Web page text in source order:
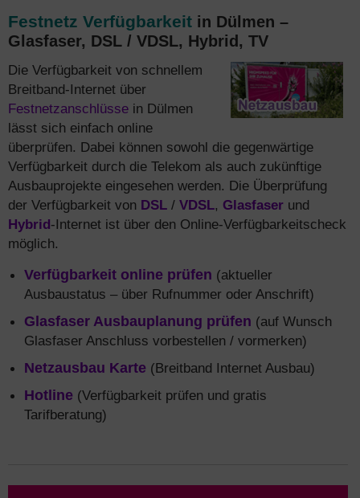
Festnetz Verfügbarkeit in Dülmen –
Glasfaser, DSL / VDSL, Hybrid, TV
Die Verfügbarkeit von schnellem
Breitband-Internet über
Festnetzanschlüsse in Dülmen
lässt sich einfach online
überprüfen. Dabei können sowohl die gegenwärtige
Verfügbarkeit durch die Telekom als auch zukünftige
Ausbauprojekte eingesehen werden. Die Überprüfung
der Verfügbarkeit von DSL / VDSL, Glasfaser und
Hybrid-Internet ist über den Online-Verfügbarkeitscheck
möglich.
Verfügbarkeit online prüfen (aktueller
Ausbaustatus – über Rufnummer oder Anschrift)
Glasfaser Ausbauplanung prüfen (auf Wunsch
Glasfaser Anschluss vorbestellen / vormerken)
Netzausbau Karte (Breitband Internet Ausbau)
Hotline (Verfügbarkeit prüfen und gratis
Tarifberatung)